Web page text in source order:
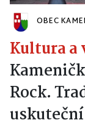
OBEC
Kultura a
Rock.